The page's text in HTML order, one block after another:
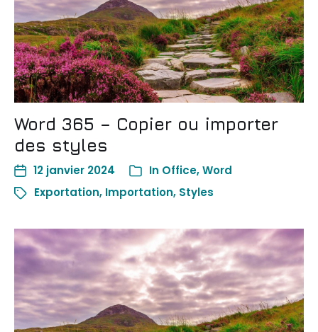
Word 365 – Copier ou importer
des styles
12 janvier 2024 In Office,Word
Exportation, Importation, Styles